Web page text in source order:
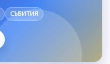
СЪБИТИЯ